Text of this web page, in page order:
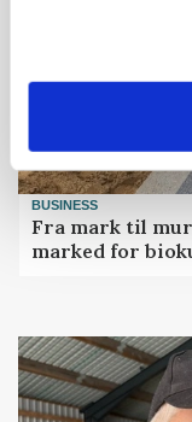
BUSINESS
Fra mark til
marked for